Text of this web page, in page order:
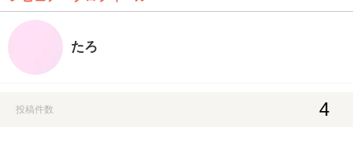
たろ
投稿件数 4